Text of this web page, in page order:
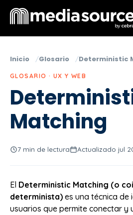
Inicio Glosario Deterministic
GLOSARIO · UX Y WEB
Matching
7 min de lectura Actualizado jul
El Deterministic Matching (o
determinista) es una técnica de
usuarios que permite conectar y